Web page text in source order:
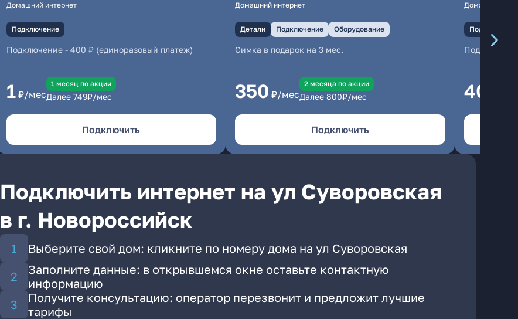
Домашний интернет
Подключение
Подключение- 400 ₽ (единоразовый платеж)
1 ₽/мес
1 месяц по акции
Далее 749₽/мес
Подключить
Домашний интернет
Детали Подключение Оборудование
Симка в подарок на 3 мес.
350 ₽/мес
2 месяцa по акции
Далее 800₽/мес
Подключить
Домашний
Подключение
400
Подключить интернет на ул Суворовская
в г. Новороссийск
Выберите свой дом: кликните по номеру дома на ул Суворовская
Заполните данные: в открывшемся окне оставьте контактную
информацию
Получите консультацию: оператор перезвонит и предложит лучшие
тарифы